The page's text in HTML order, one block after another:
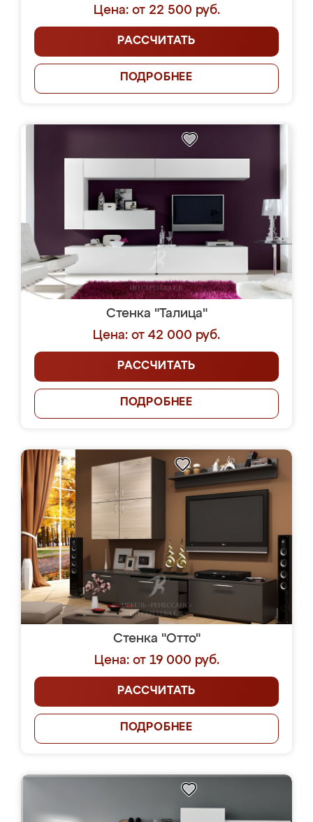
Цена: от 22 500 руб.
РАССЧИТАТЬ
ПОДРОБНЕЕ
Стенка "Талица"
Цена: от 42 000 руб.
РАССЧИТАТЬ
ПОДРОБНЕЕ
Стенка "Отто"
Цена: от 19 000 руб.
РАССЧИТАТЬ
ПОДРОБНЕЕ